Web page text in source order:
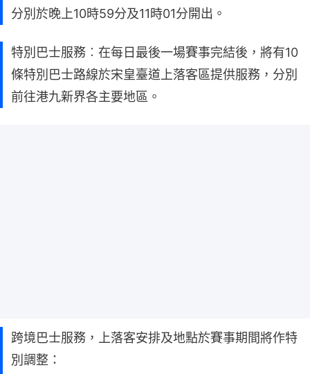
分別於晚上10時59分及11時01分開出。
特別巴士服務︰在每日最後一場賽事完結後，將有10
條特別巴士路線於宋皇臺道上落客區提供服務，分別
前往港九新界各主要地區。
跨境巴士服務，上落客安排及地點於賽事期間將作特
別調整：